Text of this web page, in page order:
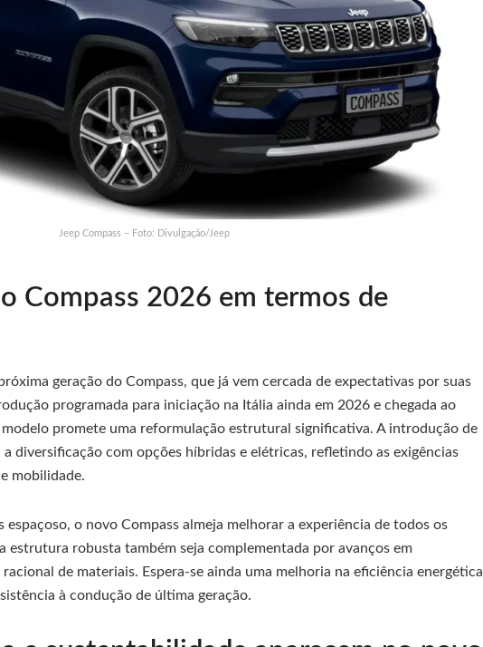
Jeep Compass – Foto: Divulgação/Jeep
Compass 2026 em termos de
geração do Compass, que já vem cercada de expectativas por suas
programada para iniciação na Itália ainda em 2026 e chegada ao
promete uma reformulação estrutural significativa. A introdução de
diversificação com opções híbridas e elétricas, refletindo as exigências
mobilidade.
espaçoso, o novo Compass almeja melhorar a experiência de todos os
estrutura robusta também seja complementada por avanços em
de materiais. Espera-se ainda uma melhoria na eficiência energética
à condução de última geração.